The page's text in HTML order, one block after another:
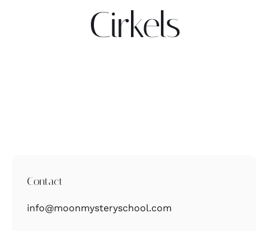
Contact
Cirkels
Contact
info@moonmysteryschool.com